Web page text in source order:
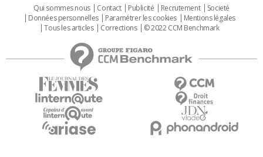
Qui sommes nous Contact Publicité Recrutement
Societé
Données personnelles
Paramétrer les cookies
Mentions légales
Tous les articles
Corrections © 2022 CCM Benchmark